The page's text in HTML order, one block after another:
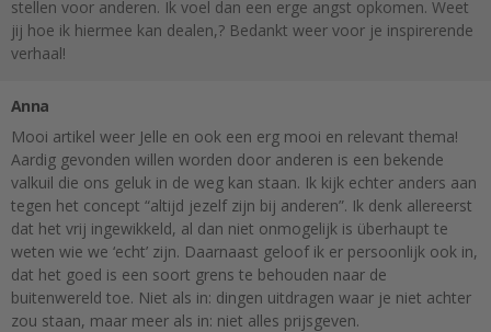
stellen voor anderen. Ik voel dan een erge angst opkomen. Weet
jij hoe ik hiermee kan dealen,? Bedankt weer voor je inspirerende
verhaal!
Anna
Mooi artikel weer Jelle en ook een erg mooi en relevant thema!
Aardig gevonden willen worden door anderen is een bekende
valkuil die ons geluk in de weg kan staan. Ik kijk echter anders aan
tegen het concept “altijd jezelf zijn bij anderen”. Ik denk allereerst
dat het vrij ingewikkeld, al dan niet onmogelijk is überhaupt te
weten wie we ‘echt’ zijn. Daarnaast geloof ik er persoonlijk ook in,
dat het goed is een soort grens te behouden naar de
buitenwereld toe. Niet als in: dingen uitdragen waar je niet achter
zou staan, maar meer als in: niet alles prijsgeven.